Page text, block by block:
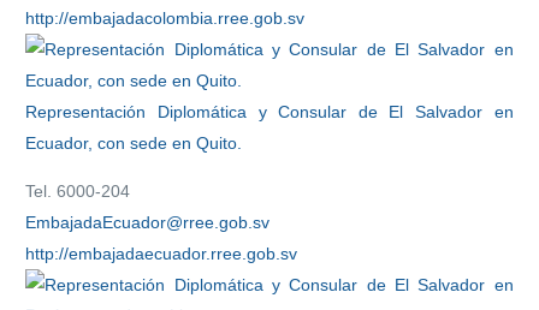
http://embajadacolombia.rree.gob.sv
Representación Diplomática y Consular de El Salvador en
Ecuador, con sede en Quito.
Tel. 6000-204
EmbajadaEcuador@rree.gob.sv
http://embajadaecuador.rree.gob.sv